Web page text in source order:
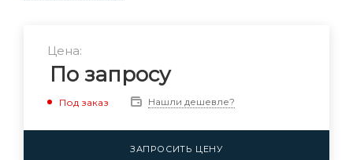
Цена:
По запросу
Под заказ Нашли дешевле?
ЗАПРОСИТЬ ЦЕНУ